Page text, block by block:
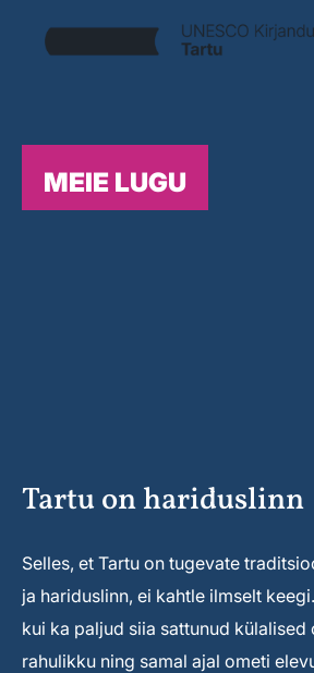
MEIE LUGU
Tartu on hariduslinn
Selles, et Tartu on tugevate
ja hariduslinn, ei kahtle ilmselt
kui ka paljud siia sattunud külalised
rahulikku ning samal ajal ometi